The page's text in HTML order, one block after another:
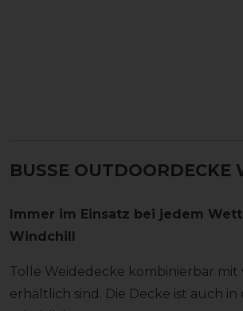
BUSSE OUTDOORDECKE
Immer im Einsatz bei jedem
Windchill
Tolle Weidedecke kombinierbar
erhältlich sind. Die Decke ist auch